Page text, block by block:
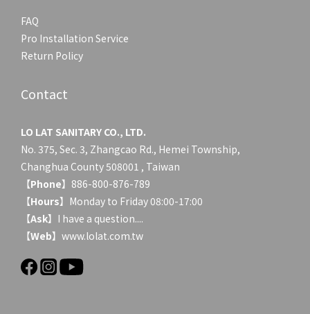
FAQ
Pro Installation Service
Return Policy
Contact
LO LAT SANITARY CO., LTD.
No. 375, Sec. 3, Zhangcao Rd., Hemei Township,
Changhua County 508001 , Taiwan
【Phone】886-800-876-789
【Hours】Monday to Friday 08:00-17:00
【Ask】 I have a question....
【Web】www.lolat.com.tw